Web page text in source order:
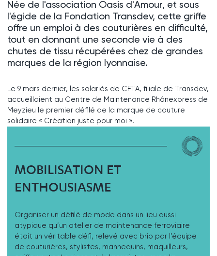
Née de l'association Oasis d'Amour, et sous
l'égide de la Fondation Transdev, cette griffe
offre un emploi à des couturières en difficulté,
tout en donnant une seconde vie à des
chutes de tissu récupérées chez de grandes
marques de la région lyonnaise.
Le 9 mars dernier, les salariés de CFTA, filiale de Transdev,
accueillaient au Centre de Maintenance Rhônexpress de
Meyzieu le premier défilé de la marque de couture
solidaire « Création juste pour moi ».
MOBILISATION ET
ENTHOUSIASME
Organiser un défilé de mode dans un lieu aussi
atypique qu’un atelier de maintenance ferroviaire
était un véritable défi, relevé avec brio par l’équipe
de couturières, stylistes, mannequins, maquilleurs,